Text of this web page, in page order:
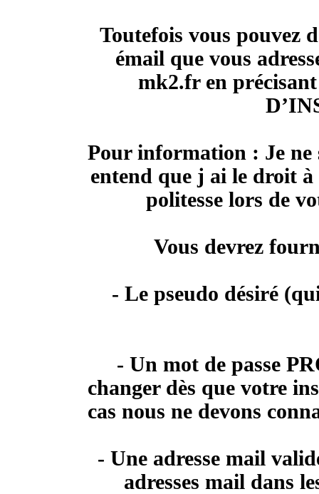
Toutefois vous pouvez
émail que vous
mk2.fr en
Pour information : Je ne
entend que j ai le droit
politesse lors de
Vous devrez
- Le pseudo désiré
- Un mot de passe
changer dès que votre
cas nous ne devons
- Une adresse mail
adresses mail dans